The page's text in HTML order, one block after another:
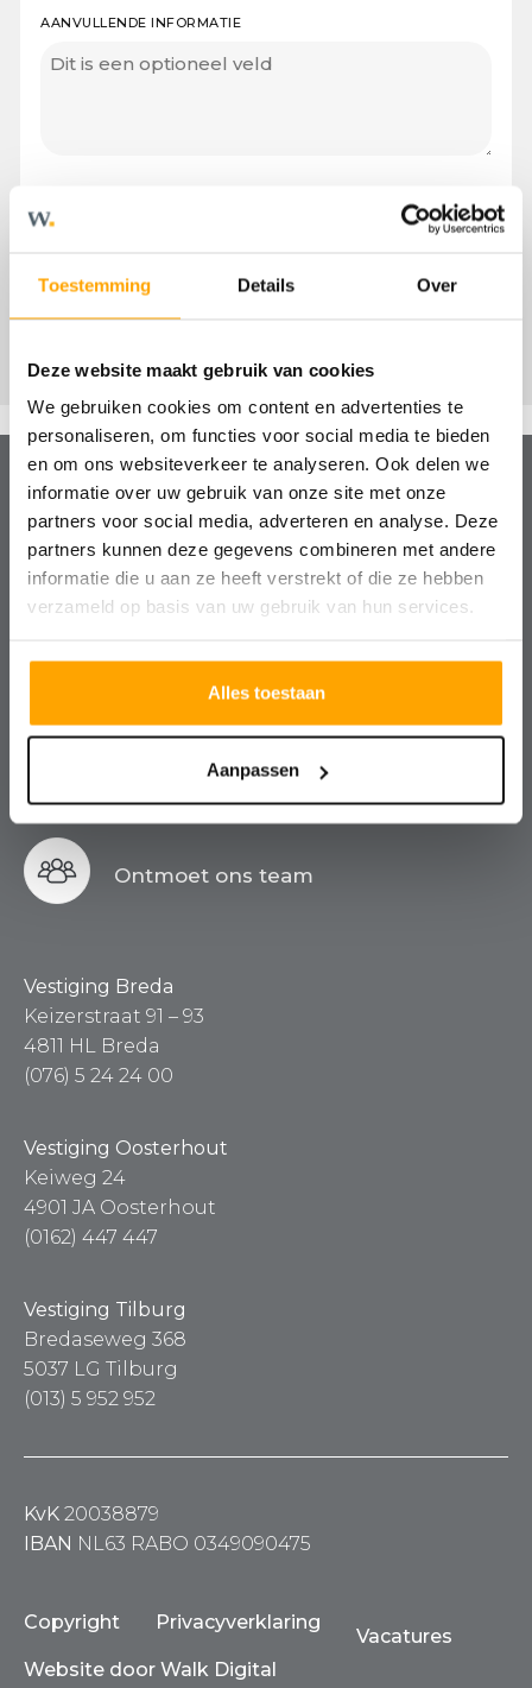
Toestemming Details Over
Deze website maakt gebruik van cookies
We gebruiken cookies om content en advertenties te
personaliseren, om functies voor social media te bieden
en om ons websiteverkeer te analyseren. Ook delen we
informatie over uw gebruik van onze site met onze
partners voor social media, adverteren en analyse. Deze
partners kunnen deze gegevens combineren met andere
informatie die u aan ze heeft verstrekt of die ze hebben
verzameld op basis van uw gebruik van hun services.
Alles toestaan
Aanpassen
AANVULLENDE INFORMATIE
Hulp nodig?
We helpen je graag!
een nuchtere blik.
Ontmoet ons team
Vestiging Breda
Keizerstraat 91 – 93
4811 HL Breda
(076) 5 24 24 00
Vestiging Oosterhout
Keiweg 24
4901 JA Oosterhout
(0162) 447 447
Vestiging Tilburg
Bredaseweg 368
5037 LG Tilburg
(013) 5 952 952
KvK 20038879
IBAN NL63 RABO 0349090475
Copyright Privacyverklaring
Vacatures
Website door Walk Digital